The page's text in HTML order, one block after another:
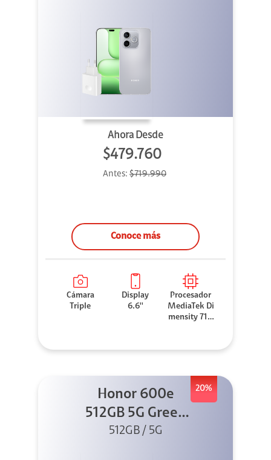
Ahora Desde
$479.760
Antes: $719.990
Conoce más
Cámara
Triple
Display
6.6''
Procesador
MediaTek Di
mensity 710
20%
Honor 600e
512GB 5G Green
+ 45W
512GB / 5G